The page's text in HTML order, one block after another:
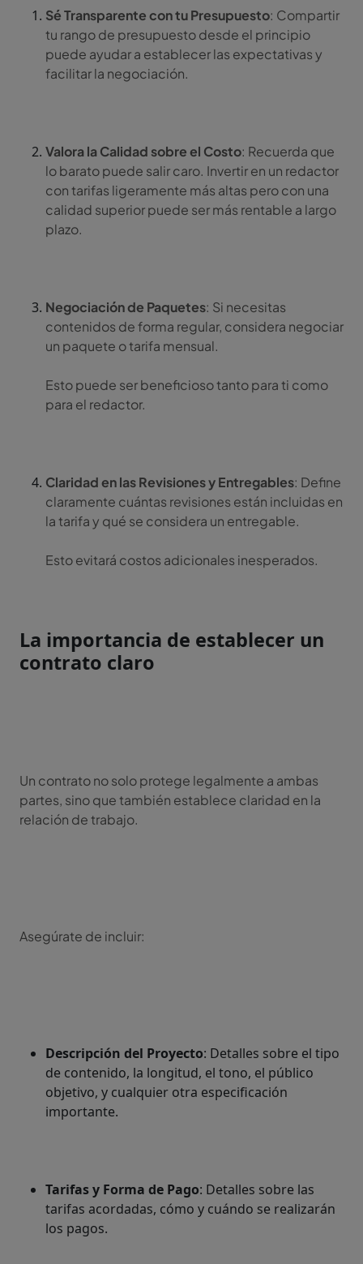
Sé Transparente con tu Presupuesto: Compartir
tu rango de presupuesto desde el principio
puede ayudar a establecer las expectativas y
facilitar la negociación.
Valora la Calidad sobre el Costo: Recuerda que
lo barato puede salir caro. Invertir en un redactor
con tarifas ligeramente más altas pero con una
calidad superior puede ser más rentable a largo
plazo.
Negociación de Paquetes: Si necesitas
contenidos de forma regular, considera negociar
un paquete o tarifa mensual.
Esto puede ser beneficioso tanto para ti como
para el redactor.
Claridad en las Revisiones y Entregables: Define
claramente cuántas revisiones están incluidas en
la tarifa y qué se considera un entregable.
Esto evitará costos adicionales inesperados.
La importancia de establecer un
contrato claro
Un contrato no solo protege legalmente a ambas
partes, sino que también establece claridad en la
relación de trabajo.
Asegúrate de incluir:
Descripción del Proyecto: Detalles sobre el tipo
de contenido, la longitud, el tono, el público
objetivo, y cualquier otra especificación
importante.
Tarifas y Forma de Pago: Detalles sobre las
tarifas acordadas, cómo y cuándo se realizarán
los pagos.